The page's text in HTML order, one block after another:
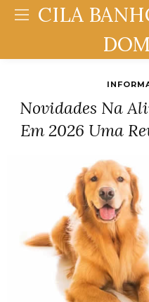
CILA
Novidades Na
Em 2026 Uma